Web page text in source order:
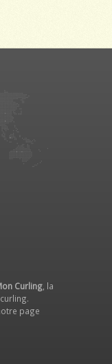
Curling , la
page